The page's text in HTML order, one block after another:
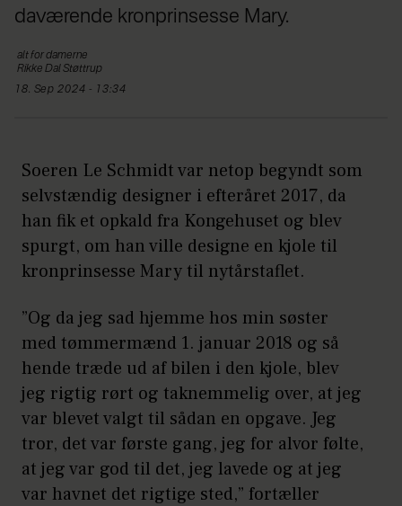
daværende kronprinsesse Mary.
alt for damerne
Rikke Dal Støttrup
18. Sep 2024 - 13:34
Soeren Le Schmidt var netop begyndt som
selvstændig designer i efteråret 2017, da
han fik et opkald fra Kongehuset og blev
spurgt, om han ville designe en kjole til
kronprinsesse Mary til nytårstaflet.
”Og da jeg sad hjemme hos min søster
med tømmermænd 1. januar 2018 og så
hende træde ud af bilen i den kjole, blev
jeg rigtig rørt og taknemmelig over, at jeg
var blevet valgt til sådan en opgave. Jeg
tror, det var første gang, jeg for alvor følte,
at jeg var god til det, jeg lavede og at jeg
var havnet det rigtige sted,” fortæller